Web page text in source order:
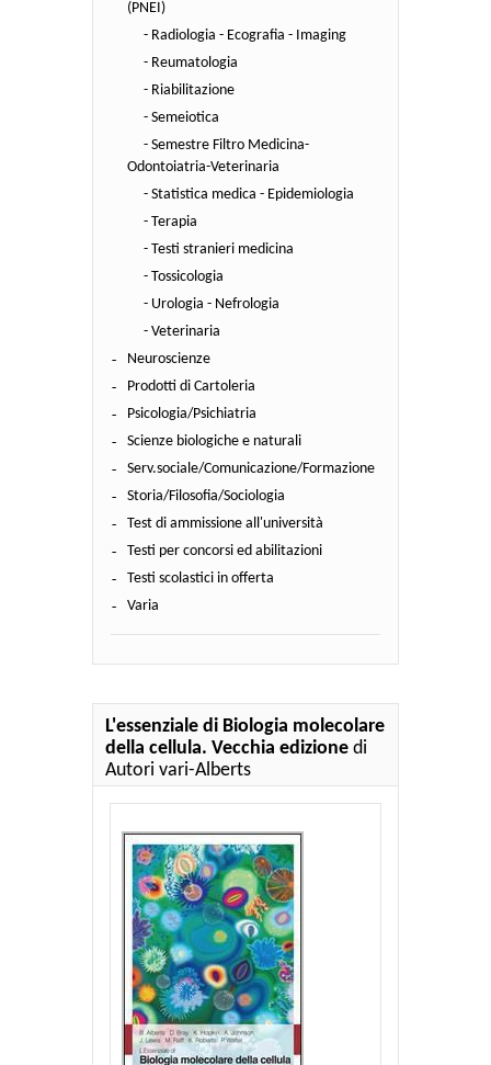
(PNEI)
- Radiologia - Ecografia - Imaging
- Reumatologia
- Riabilitazione
- Semeiotica
- Semestre Filtro Medicina-
Odontoiatria-Veterinaria
- Statistica medica - Epidemiologia
- Terapia
- Testi stranieri medicina
- Tossicologia
- Urologia - Nefrologia
- Veterinaria
Neuroscienze
Prodotti di Cartoleria
Psicologia/Psichiatria
Scienze biologiche e naturali
Serv.sociale/Comunicazione/Formazione
Storia/Filosofia/Sociologia
Test di ammissione all'università
Testi per concorsi ed abilitazioni
Testi scolastici in offerta
Varia
L'essenziale di Biologia molecolare
della cellula. Vecchia edizione di
Autori vari-Alberts